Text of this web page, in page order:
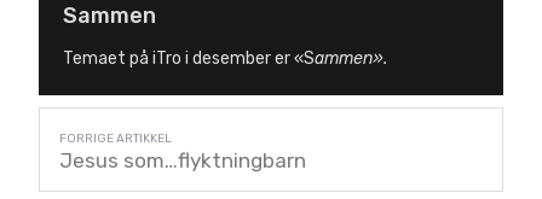
Sammen
Temaet på iTro i desember er «Sammen».
Jesus som…flyktningbarn